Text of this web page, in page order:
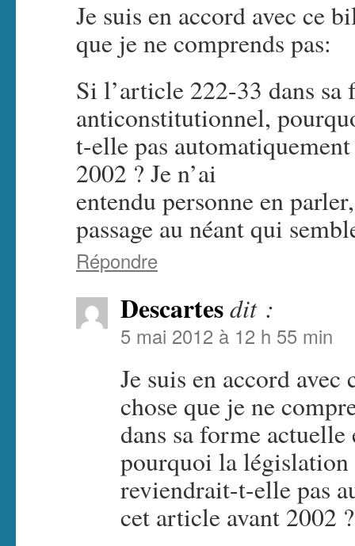
Je suis en accord avec ce
que je ne comprends pas:
Si l’article 222-33 dans
anticonstitutionnel,
t-elle pas
2002 ? Je n’ai
entendu personne en
passage au néant qui
Répondre
Descartesdit :
5 mai 2012 à 12 h 55 min
Je suis en accord
chose que je ne
dans sa forme
pourquoi la législation
reviendrait-t-elle pas
cet article avant 2002 ?